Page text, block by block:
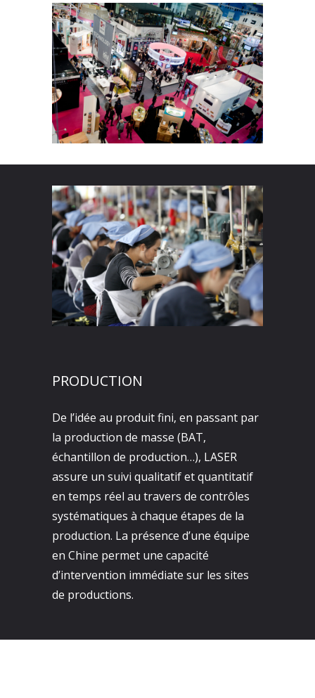
PRODUCTION
De l’idée au produit fini, en passant par
la production de masse (BAT,
échantillon de production…), LASER
assure un suivi qualitatif et quantitatif
en temps réel au travers de contrôles
systématiques à chaque étapes de la
production. La présence d’une équipe
en Chine permet une capacité
d’intervention immédiate sur les sites
de productions.